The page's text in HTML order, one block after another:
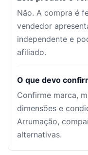
Não. A compra é
vendedor
independente e
afiliado.
O que devo
Confirme marca,
dimensões e
Arrumação,
alternativas.